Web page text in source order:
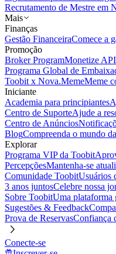
Recrutamento de Mestre em
Mais
Finanças
Gestão FinanceiraComece a
Promoção
Broker ProgramMonetize
Programa Global de
Toobit x Nova.MemeMeme
Iniciante
Academia para principiantes
Centro de SuporteAjude a
Centro de Anúncios
BlogCompreenda o mundo
Explorar
Programa VIP da Toobit
PercepçõesMantenha-se
Comunidade ToobitUsuários
3 anos juntosCelebre nossa
Sobre ToobitUma plataforma
Sugestões & Feedback
Prova de ReservasConfiança
Conecte-se